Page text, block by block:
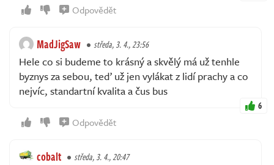
Odpovědět
MadJigSaw středa, 3. 4., 23:56
Hele co si budeme to krásný a skvělý má už tenhle
byznys za sebou, teď už jen vylákat z lidí prachy a co
nejvíc, standartní kvalita a čus bus
6
Odpovědět
cobalt středa, 3. 4., 20:47